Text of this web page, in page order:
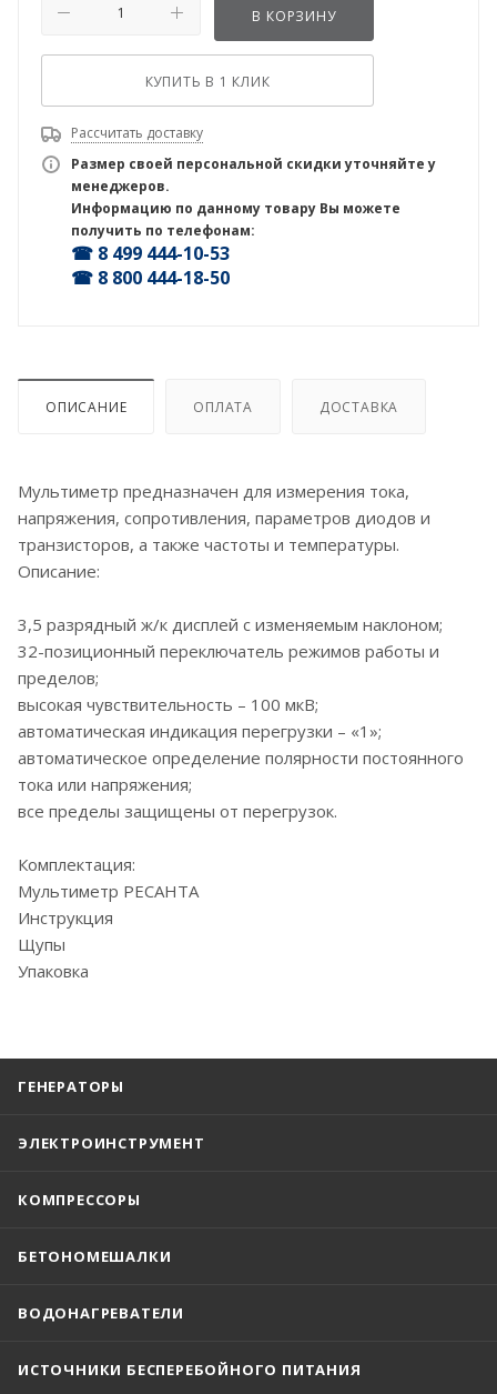
В КОРЗИНУ
КУПИТЬ В 1 КЛИК
Рассчитать доставку
Размер своей персональной скидки уточняйте у
менеджеров.
Информацию по данному товару Вы можете
получить по телефонам:
☎ 8 499 444-10-53
☎ 8 800 444-18-50
ОПИСАНИЕ ОПЛАТА ДОСТАВКА
Мультиметр предназначен для измерения тока,
напряжения, сопротивления, параметров диодов и
транзисторов, а также частоты и температуры.
Описание:
3,5 разрядный ж/к дисплей с изменяемым наклоном;
32-позиционный переключатель режимов работы и
пределов;
высокая чувствительность – 100 мкВ;
автоматическая индикация перегрузки – «1»;
автоматическое определение полярности постоянного
тока или напряжения;
все пределы защищены от перегрузок.
Комплектация:
Мультиметр РЕСАНТА
Инструкция
Щупы
Упаковка
ГЕНЕРАТОРЫ
ЭЛЕКТРОИНСТРУМЕНТ
КОМПРЕССОРЫ
БЕТОНОМЕШАЛКИ
ВОДОНАГРЕВАТЕЛИ
ИСТОЧНИКИ БЕСПЕРЕБОЙНОГО ПИТАНИЯ